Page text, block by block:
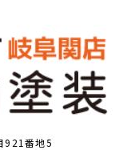
921番地5